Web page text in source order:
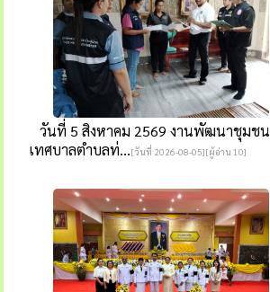
วันที่ 5 สิงหาคม 2569 งานพัฒนาชุมชน
เทศบาลตำบลท่...[วันที่ 2026-08-05][ผู้อ่าน 10]